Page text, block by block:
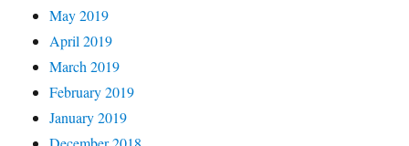
May 2019
April 2019
March 2019
February 2019
January 2019